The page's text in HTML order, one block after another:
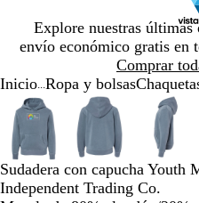
Explore nuestras últimas
envío económico gratis en
Comprar
Diapositiva
1
Inicio Ropa y bolsas
Imagen
ampliable
con
zoom
Ampliado
al
mínimo
Haga
clic
para
expandir
Use
la
tecla
de
más
(+)
Imagen
ampliable
con
zoom
Ampliado
al
mínimo
Haga
clic
para
expandir
Use
la
tecla
de
más
(+)
con
zoom
al
Haga
clic
para
Use
la
tecla
de
más
Diapositiva
de
Sudadera con capucha Youth
Independent Trading Co.